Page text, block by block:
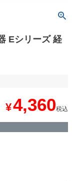
Eシリーズ 経
¥4,360税込